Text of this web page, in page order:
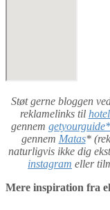
Støt gerne bloggen
reklamelinks til
gennem getyourguide*
gennem Matas*
naturligvis ikke dig
instagram eller
Mere inspiration fra